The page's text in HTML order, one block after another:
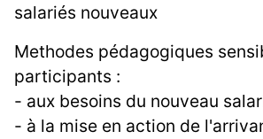
salariés nouveaux
Methodes pédagogiques
participants :
- aux besoins du nouveau
- à la mise en action de